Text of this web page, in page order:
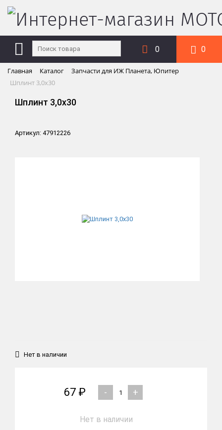
0 0
Главная Каталог
Запчасти для ИЖ Планета, Юпитер
Шплинт 3,0х30
Шплинт 3,0х30
Артикул: 47912226
Нет в наличии
67 ₽ - +
Нет в наличии